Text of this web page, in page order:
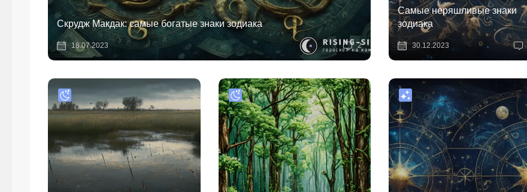
Скрудж Макдак: самые богатые знаки зодиака
18.07.2023 2
Самые неряшливые знаки
зодиака
30.12.2023